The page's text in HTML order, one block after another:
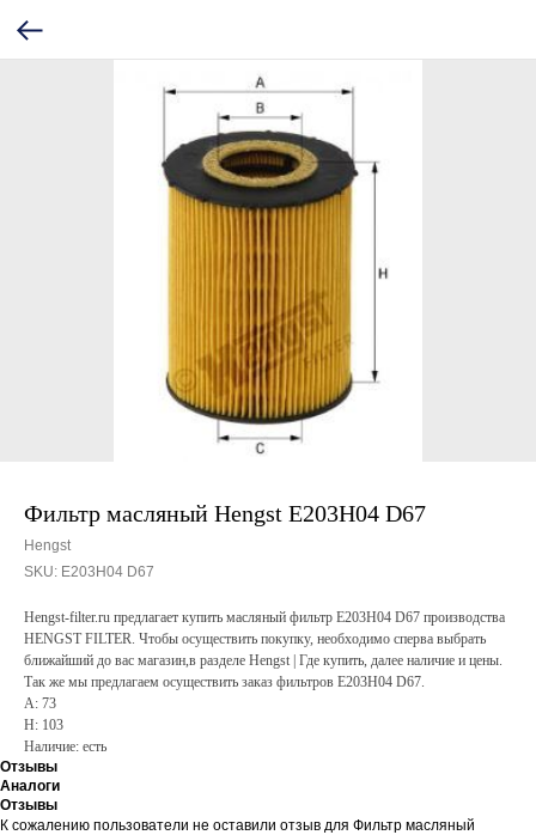
Фильтр масляный Hengst E203H04 D67
Hengst
SKU: E203H04 D67
Hengst-filter.ru предлагает купить масляный фильтр E203H04 D67 производства
HENGST FILTER. Чтобы осуществить покупку, необходимо сперва выбрать
ближайший до вас магазин,в разделе Hengst | Где купить, далее наличие и цены.
Так же мы предлагаем осуществить заказ фильтров E203H04 D67.
A: 73
H: 103
Наличие: есть
Отзывы
Аналоги
Отзывы
К сожалению пользователи не оставили отзыв для Фильтр масляный